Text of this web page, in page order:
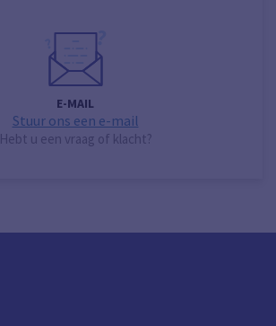
E-MAIL
Stuur ons een e-mail
Hebt u een vraag of klacht?